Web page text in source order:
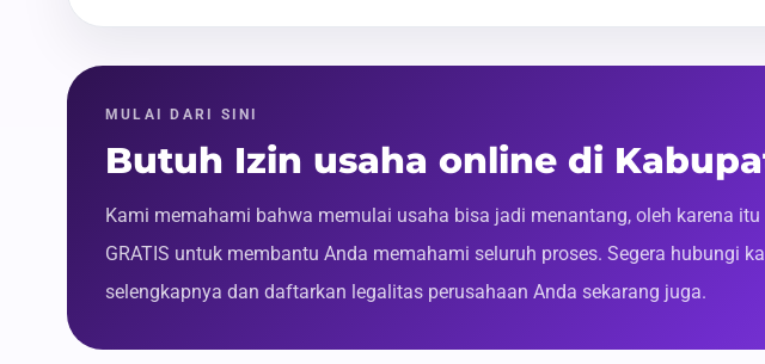
MULAI DARI SINI
Butuh Izin usaha online di
Kami memahami bahwa memulai usaha bisa jadi menantang, oleh karena
GRATIS untuk membantu Anda memahami seluruh proses. Segera hubungi
selengkapnya dan daftarkan legalitas perusahaan Anda sekarang juga.